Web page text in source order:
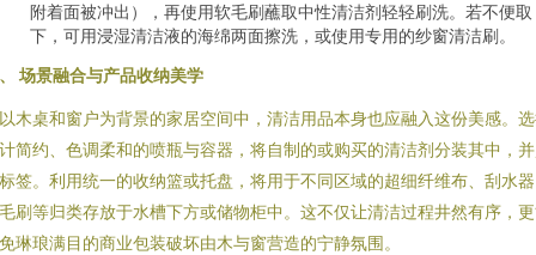
附着面被冲出），再使用软毛刷蘸取中性清洁剂轻轻刷洗。若不便取
下，可用浸湿清洁液的海绵两面擦洗，或使用专用的纱窗清洁刷。
场景融合与产品收纳美学
木桌和窗户为背景的家居空间中，清洁用品本身也应融入这份美感。
简约、色调柔和的喷瓶与容器，将自制的或购买的清洁剂分装其中，
签。利用统一的收纳篮或托盘，将用于不同区域的超细纤维布、刮水
刷等归类存放于水槽下方或储物柜中。这不仅让清洁过程井然有序，
琳琅满目的商业包装破坏由木与窗营造的宁静氛围。